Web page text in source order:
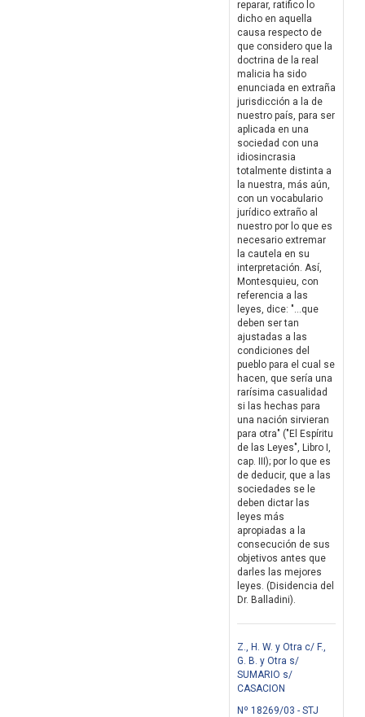
reparar, ratifico lo
dicho en aquella
causa respecto de
que considero que la
doctrina de la real
malicia ha sido
enunciada en extraña
jurisdicción a la de
nuestro país, para ser
aplicada en una
sociedad con una
idiosincrasia
totalmente distinta a
la nuestra, más aún,
con un vocabulario
jurídico extraño al
nuestro por lo que es
necesario extremar
la cautela en su
interpretación. Así,
Montesquieu, con
referencia a las
leyes, dice: "...que
deben ser tan
ajustadas a las
condiciones del
pueblo para el cual se
hacen, que sería una
rarísima casualidad
si las hechas para
una nación sirvieran
para otra" ("El Espíritu
de las Leyes", Libro I,
cap. III); por lo que es
de deducir, que a las
sociedades se le
deben dictar las
leyes más
apropiadas a la
consecución de sus
objetivos antes que
darles las mejores
leyes. (Disidencia del
Dr. Balladini).
Z., H. W. y Otra c/ F.,
G. B. y Otra s/
SUMARIO s/
CASACION
Nº 18269/03 - STJ